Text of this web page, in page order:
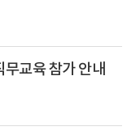
교육 참가 안내